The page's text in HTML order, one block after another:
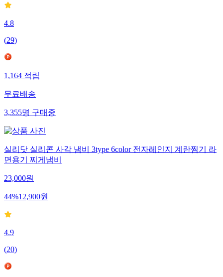
4.8
(29)
1,164적립
무료배송
3,355명구매중
실리닷 실리콘 사각 냄비 3type 6color 전자레인지 계란찜기 라
면용기 찌게냄비
23,000원
44%12,900원
4.9
(20)